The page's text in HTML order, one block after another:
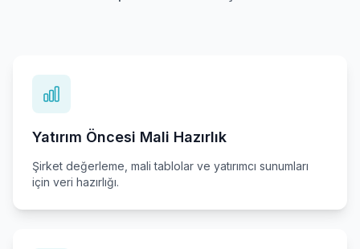
Yatırım Öncesi Mali Hazırlık
Şirket değerleme, mali tablolar ve yatırımcı sunumları
için veri hazırlığı.